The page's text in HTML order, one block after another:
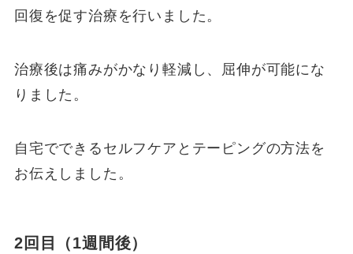
回復を促す治療を行いました。
治療後は痛みがかなり軽減し、屈伸が可能にな
りました。
自宅でできるセルフケアとテーピングの方法を
お伝えしました。
2回目（1週間後）